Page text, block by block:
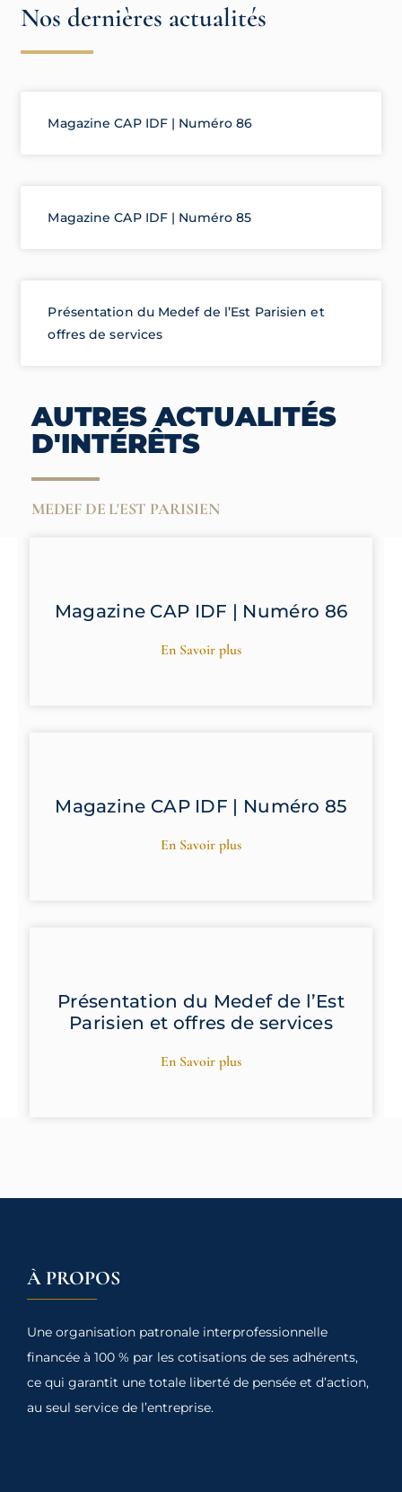
Nos dernières actualités
Magazine CAP IDF | Numéro 86
Magazine CAP IDF | Numéro 85
Présentation du Medef de l’Est Parisien et
offres de services
AUTRES ACTUALITÉS
D'INTÉRÊTS
MEDEF DE L'EST PARISIEN
Magazine CAP IDF | Numéro 86
En Savoir plus
Magazine CAP IDF | Numéro 85
En Savoir plus
Présentation du Medef de l’Est
Parisien et offres de services
En Savoir plus
À PROPOS
Une organisation patronale interprofessionnelle
financée à 100 % par les cotisations de ses adhérents,
ce qui garantit une totale liberté de pensée et d’action,
au seul service de l’entreprise.